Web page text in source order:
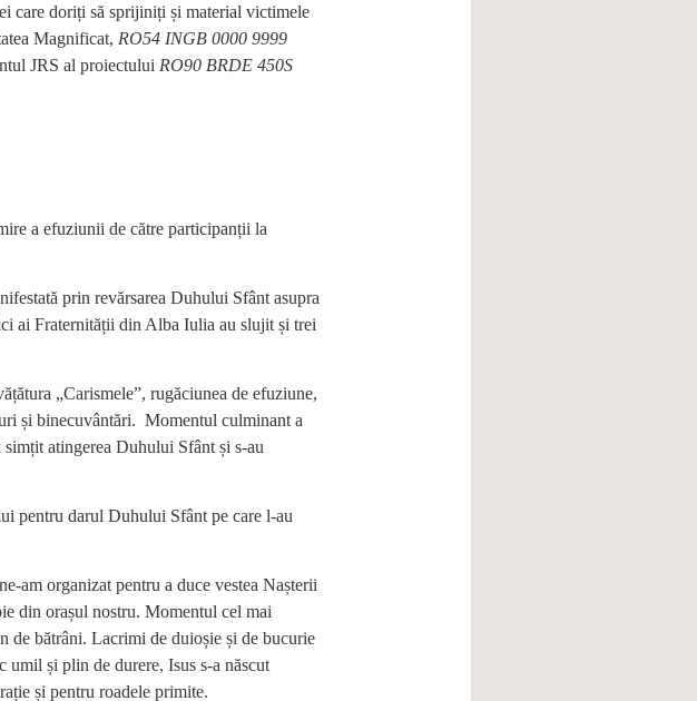
care doriți să sprijiniți și material victimele
Magnificat, RO54 INGB 0000 9999
JRS al proiectului RO90 BRDE 450S
a efuziunii de către participanții la
prin revărsarea Duhului Sfânt asupra
ai Fraternității din Alba Iulia au slujit și trei
„Carismele”, rugăciunea de efuziune,
și binecuvântări. Momentul culminant a
atingerea Duhului Sfânt și s-au
pentru darul Duhului Sfânt pe care l-au
am organizat pentru a duce vestea Nașterii
din orașul nostru. Momentul cel mai
de bătrâni. Lacrimi de duioșie și de bucurie
și plin de durere, Isus s-a născut
și pentru roadele primite.